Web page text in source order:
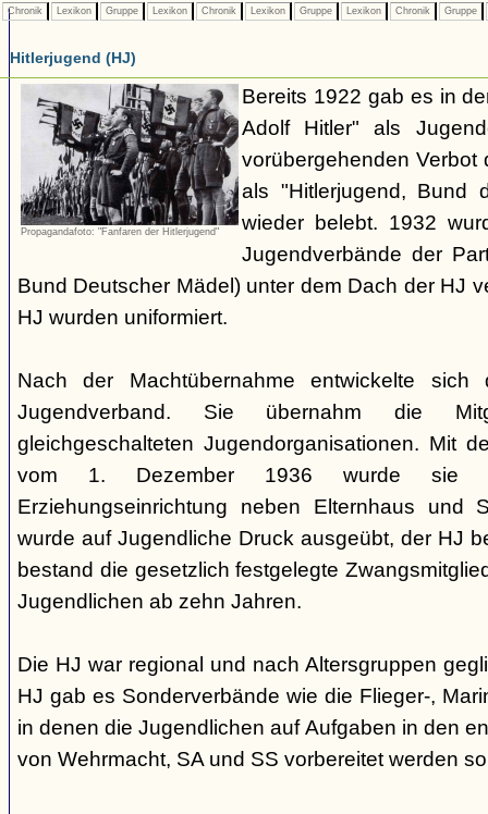
Chronik Lexikon Gruppe Lexikon Chronik Lexikon Gruppe Lexikon Chronik Gruppe
Hitlerjugend (HJ)
Propagandafoto: "Fanfaren der Hitlerjugend"
Bereits 1922 gab es in
Adolf Hitler" als
vorübergehenden Verbot
als "Hitlerjugend, Bund
wieder belebt. 1932
Jugendverbände der
Bund Deutscher Mädel) unter dem Dach der HJ
HJ wurden uniformiert.
Nach der Machtübernahme entwickelte
Jugendverband. Sie übernahm die
gleichgeschalteten Jugendorganisationen. Mit
vom 1. Dezember 1936 wurde sie
Erziehungseinrichtung neben Elternhaus und
wurde auf Jugendliche Druck ausgeübt, der HJ
bestand die gesetzlich festgelegte
Jugendlichen ab zehn Jahren.
Die HJ war regional und nach Altersgruppen
HJ gab es Sonderverbände wie die Flieger-,
in denen die Jugendlichen auf Aufgaben in den
von Wehrmacht, SA und SS vorbereitet werden